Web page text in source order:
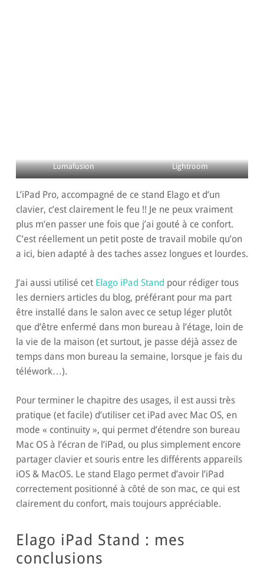
Lumafusion Lightroom
L’iPad Pro, accompagné de ce stand Elago et d’un
clavier, c’est clairement le feu !! Je ne peux vraiment
plus m’en passer une fois que j’ai gouté à ce confort.
C’est réellement un petit poste de travail mobile qu’on
a ici, bien adapté à des taches assez longues et lourdes.
J’ai aussi utilisé cet Elago iPad Stand pour rédiger tous
les derniers articles du blog, préférant pour ma part
être installé dans le salon avec ce setup léger plutôt
que d’être enfermé dans mon bureau à l’étage, loin de
la vie de la maison (et surtout, je passe déjà assez de
temps dans mon bureau la semaine, lorsque je fais du
téléwork…).
Pour terminer le chapitre des usages, il est aussi très
pratique (et facile) d’utiliser cet iPad avec Mac OS, en
mode « continuity », qui permet d’étendre son bureau
Mac OS à l’écran de l’iPad, ou plus simplement encore
partager clavier et souris entre les différents appareils
iOS & MacOS. Le stand Elago permet d’avoir l’iPad
correctement positionné à côté de son mac, ce qui est
clairement du confort, mais toujours appréciable.
Elago iPad Stand : mes
conclusions